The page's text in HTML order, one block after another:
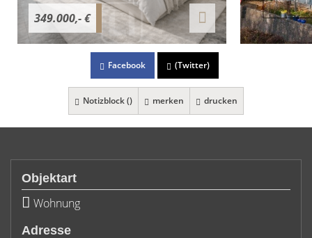
349.000,- €
Facebook (Twitter)
Notizblock () merken drucken
Objektart
Wohnung
Adresse